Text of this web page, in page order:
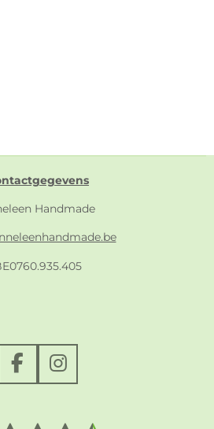
Handmade
F
a
I
n